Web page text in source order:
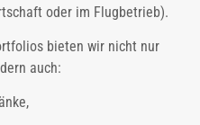
oder im Flugbetrieb).
bieten wir nicht nur
auch: